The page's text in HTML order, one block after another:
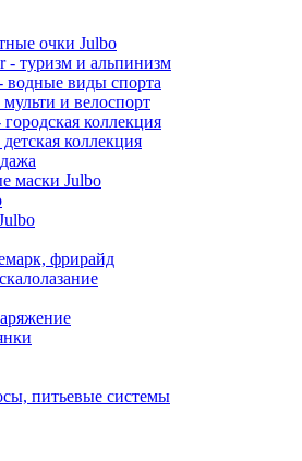
очки Julbo
- туризм и альпинизм
водные виды спорта
мульти и велоспорт
коллекция
коллекция
маски Julbo
фрирайд
питьевые системы